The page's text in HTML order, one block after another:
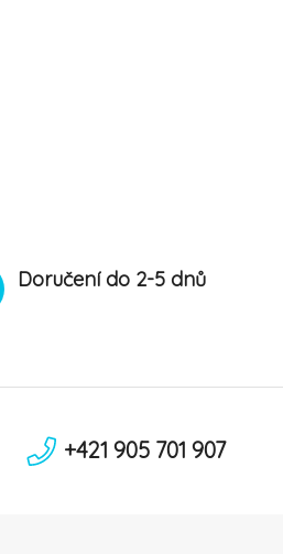
Doručení do 2-5 dnů
+421 905 701 907